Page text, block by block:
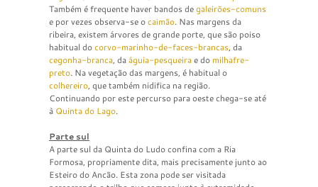
Também é frequente haver bandos degaleirões-comuns
e por vezes observa-se ocaimão. Nas margens da
ribeira, existem árvores de grande porte, que são poiso
habitual docorvo-marinho-de-faces-brancas, da
cegonha-branca, daáguia-pesqueirae do milhafre-
preto. Na vegetação das margens, é habitual o
colhereiro, que também nidifica na região.
Continuando por este percurso para oeste chega-se até
à Quinta do Lago.
Parte sul
A parte sul da Quinta do Ludo confina com a Ria
Formosa, propriamente dita, mais precisamente junto ao
Esteiro do Ancão. Esta zona pode ser visitada